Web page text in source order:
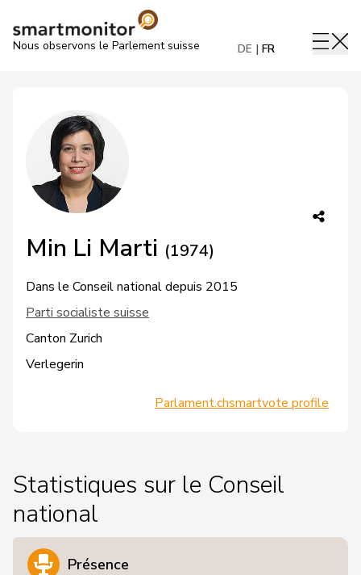
Nous observons le Parlement suisse DE FR
Min Li Marti (1974)
Dans le Conseil national depuis 2015
Parti socialiste suisse
Canton Zurich
Verlegerin
Parlament.chsmartvote profile
Statistiques sur le Conseil
national
Présence